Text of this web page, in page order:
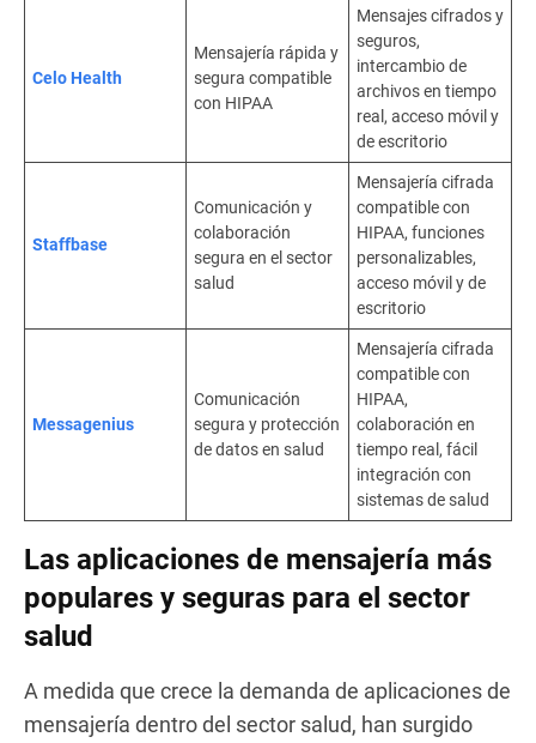
Celo Health
Mensajería rápida y
segura compatible
con HIPAA
Mensajes cifrados y
seguros,
intercambio de
archivos en tiempo
real, acceso móvil y
de escritorio
Staffbase
Comunicación y
colaboración
segura en el sector
salud
Mensajería cifrada
compatible con
HIPAA, funciones
personalizables,
acceso móvil y de
escritorio
Messagenius
Comunicación
segura y protección
de datos en salud
Mensajería cifrada
compatible con
HIPAA,
colaboración en
tiempo real, fácil
integración con
sistemas de salud
Las aplicaciones de mensajería más
populares y seguras para el sector
salud
A medida que crece la demanda de aplicaciones de
mensajería dentro del sector salud, han surgido